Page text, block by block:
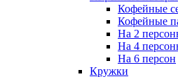
Кофейные
Кофейные
На 2
На 4
На 6 персон
Кружки